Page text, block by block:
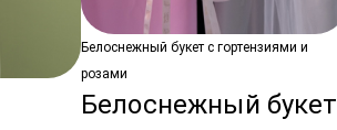
Белоснежный букет с гортензиями и
розами
Белоснежный букет